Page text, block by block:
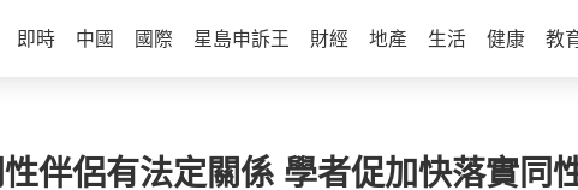
即時 中國 國際 星島申訴王 財經 地產 生活 健康 教
伴侶有法定關係 學者促加快落實同